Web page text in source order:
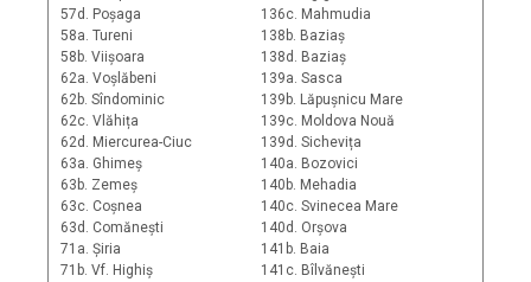
57d. Poșaga
58a. Tureni
58b. Viișoara
62a. Voșlăbeni
62b. Sîndominic
62c. Vlăhița
62d. Miercurea-Ciuc
63a. Ghimeș
63b. Zemeș
63c. Coșnea
63d. Comănești
71a. Șiria
71b. Vf. Highiș
136c. Mahmudia
138b. Baziaș
138d. Baziaș
139a. Sasca
139b. Lăpușnicu Mare
139c. Moldova Nouă
139d. Sichevița
140a. Bozovici
140b. Mehadia
140c. Svinecea Mare
140d. Orșova
141b. Baia
141c. Bîlvănești